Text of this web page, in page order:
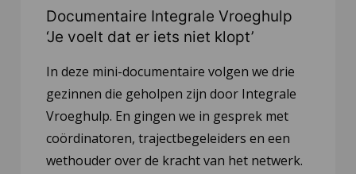
Documentaire Integrale Vroeghulp
‘Je voelt dat er iets niet klopt’
In deze mini-documentaire volgen we drie
gezinnen die geholpen zijn door Integrale
Vroeghulp. En gingen we in gesprek met
coördinatoren, trajectbegeleiders en een
wethouder over de kracht van het netwerk.